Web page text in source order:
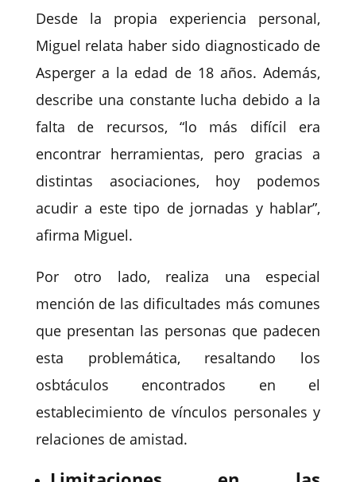
Desde la propia experiencia personal,
Miguel relata haber sido diagnosticado de
Asperger a la edad de 18 años. Además,
describe una constante lucha debido a la
falta de recursos, “lo más difícil era
encontrar herramientas, pero gracias a
distintas asociaciones, hoy podemos
acudir a este tipo de jornadas y hablar”,
afirma Miguel.
Por otro lado, realiza una especial
mención de las dificultades más comunes
que presentan las personas que padecen
esta problemática, resaltando los
osbtáculos encontrados en el
establecimiento de vínculos personales y
relaciones de amistad.